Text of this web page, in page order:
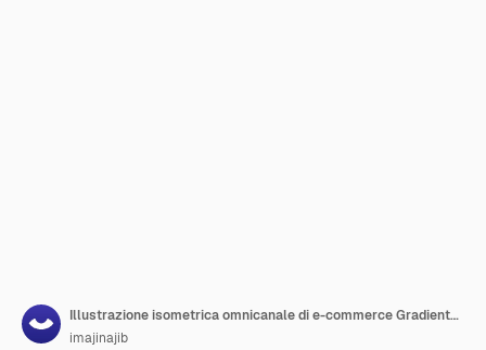
Illustrazione isometrica omnicanale di e-commerce Gradiente scuro. Adatto per app mobili, siti Web, banner, diagrammi, infografiche e altre risorse grafiche.
imajinajib